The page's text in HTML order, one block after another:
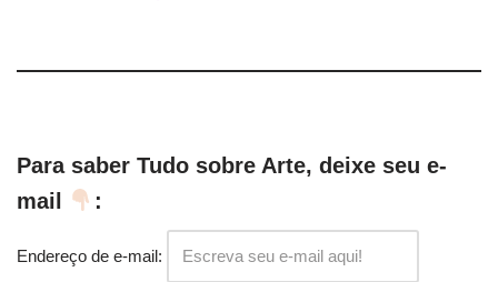
Para saber Tudo sobre Arte, deixe seu e-
mail
:
Endereço de e-mail: